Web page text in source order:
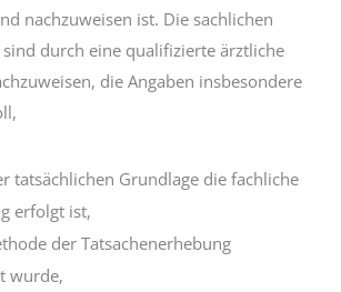
nachzuweisen ist. Die sachlichen
sind durch eine qualifizierte ärztliche
die Angaben insbesondere
tatsächlichen Grundlage die fachliche
erfolgt ist,
der Tatsachenerhebung
wurde,